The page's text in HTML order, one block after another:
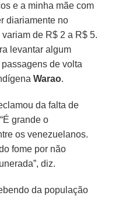
e a minha mãe com
diariamente no
variam de R$ 2 a R$ 5.
levantar algum
de volta
Warao.
da falta de
grande o
os venezuelanos.
fome por não
diz.
da população